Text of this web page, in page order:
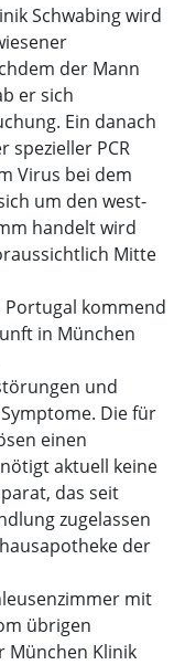
Schwabing wird
der Mann
er sich
Ein danach
spezieller PCR
Virus bei dem
um den west-
handelt wird
Mitte
Portugal kommend
in München
und
Die für
einen
aktuell keine
das seit
zugelassen
der
mit
übrigen
München Klinik